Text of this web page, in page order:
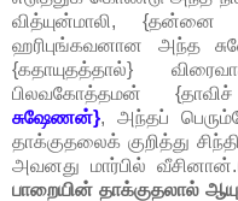
வித்யுன்மாலி, {தன்னை
ஹரிபுங்கவனான அந்த
{கதாயுதத்தால்}
பிலவகோத்தமன்
சுஷேணன்}, அந்தப்
தாக்குதலைக் குறித்து
அவனது மார்பில்
பாறையின் தாக்குதலால்